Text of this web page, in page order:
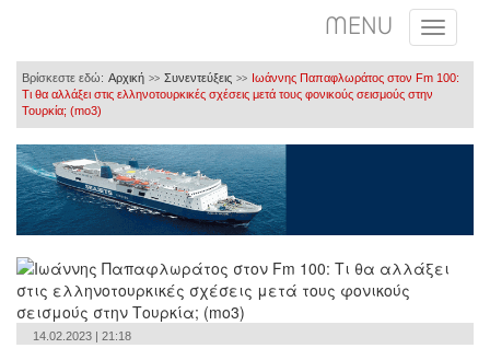
MENU
Βρίσκεστε εδώ: Αρχική >> Συνεντεύξεις >> Ιωάννης Παπαφλωράτος στον Fm 100:
Τι θα αλλάξει στις ελληνοτουρκικές σχέσεις μετά τους φονικούς σεισμούς στην
Τουρκία; (mo3)
14.02.2023 | 21:18